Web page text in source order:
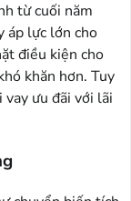
từ cuối năm
áp lực lớn cho
điều kiện cho
khăn hơn. Tuy
vay ưu đãi với lãi